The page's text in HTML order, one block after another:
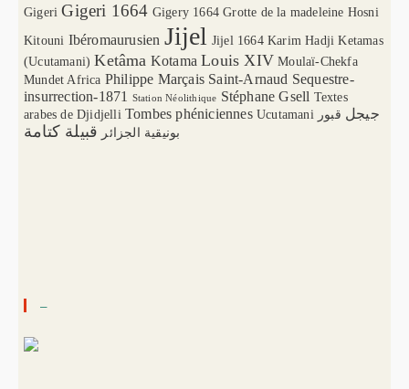
Gigeri Gigeri 1664 Gigery 1664 Grotte de la madeleine Hosni
Kitouni Ibéromaurusien Jijel Jijel 1664 Karim Hadji Ketamas
(Ucutamani) Ketâma Kotama Louis XIV Moulaï-Chekfa
Mundet Africa Philippe Marçais Saint-Arnaud Sequestre-
insurrection-1871 Station Néolithique Stéphane Gsell Textes
arabes de Djidjelli Tombes phéniciennes Ucutamani جيجل قبور
بونيقية الجزائر قبيلة كتامة
–